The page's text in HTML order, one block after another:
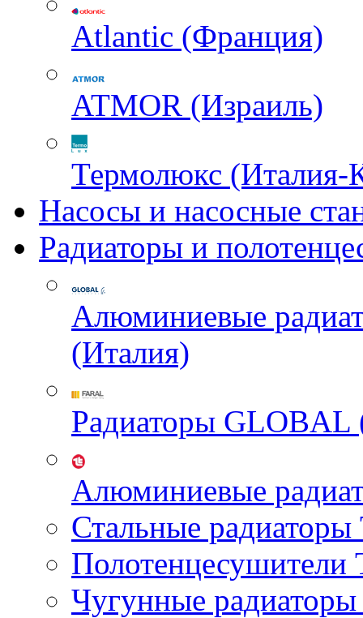
Atlantic (Франция)
ATMOR (Израиль)
Термолюкс (Италия-
Насосы и насосные
Радиаторы и
Алюминиевые
(Италия)
Радиаторы GLOBAL
Алюминиевые
Стальные
Чугунные